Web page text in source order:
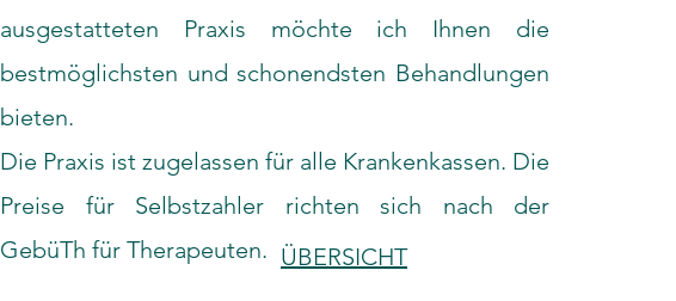
ausgestatteten Praxis möchte ich Ihnen die
bestmöglichsten und schonendsten Behandlungen
bieten.
Die Praxis ist zugelassen für alle Krankenkassen. Die
Preise für Selbstzahler richten sich nach der
GebüTh für Therapeuten. ÜBERSICHT